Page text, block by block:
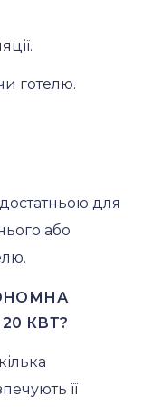
готелю.
для
або
КВТ?
її